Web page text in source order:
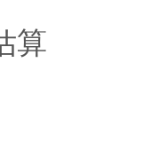
算